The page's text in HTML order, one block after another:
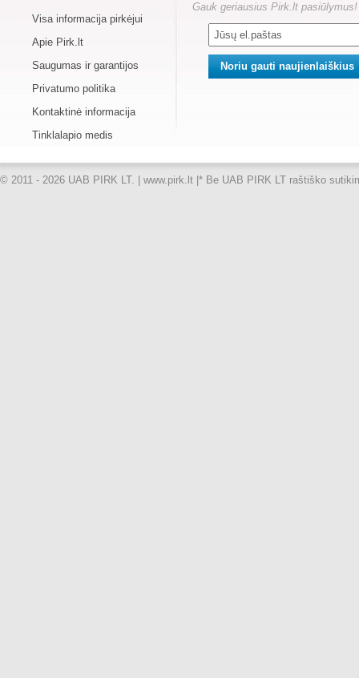
Visa informacija pirkėjui
Apie Pirk.lt
Saugumas ir garantijos
Privatumo politika
Kontaktinė informacija
Tinklalapio medis
Gauk geriausius Pirk.lt pasiūlymus!
© 2011 - 2026 UAB PIRK LT. | www.pirk.lt | * Be UAB PIRK LT raštiško